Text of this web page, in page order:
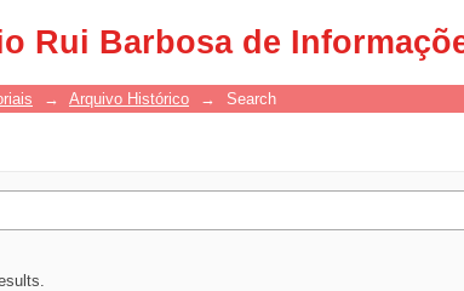
Rui Barbosa de
→ Arquivo Histórico → Search